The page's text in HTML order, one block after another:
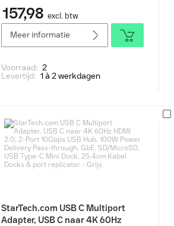
157,98 excl. btw
Meer informatie
Voorraad: 2
Levertijd: 1 à 2 werkdagen
StarTech.com USB C Multiport
Adapter, USB C naar 4K 60Hz